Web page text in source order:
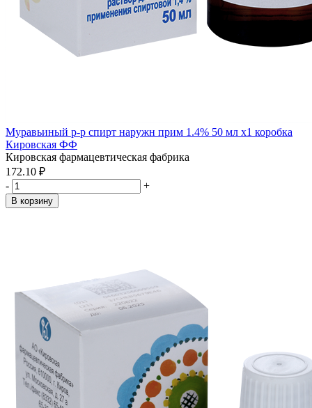
Муравьиный р-р спирт наружн прим 1.4% 50 мл x1 коробка
Кировская ФФ
Кировская фармацевтическая фабрика
172.10 ₽
-
+
В корзину